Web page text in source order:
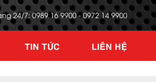
24/7: 0989 16 9900 - 0972 14 9900
TIN TỨC LIÊN HỆ